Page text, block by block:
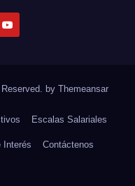
by Themeansar
Escalas Salariales
Interés Contáctenos